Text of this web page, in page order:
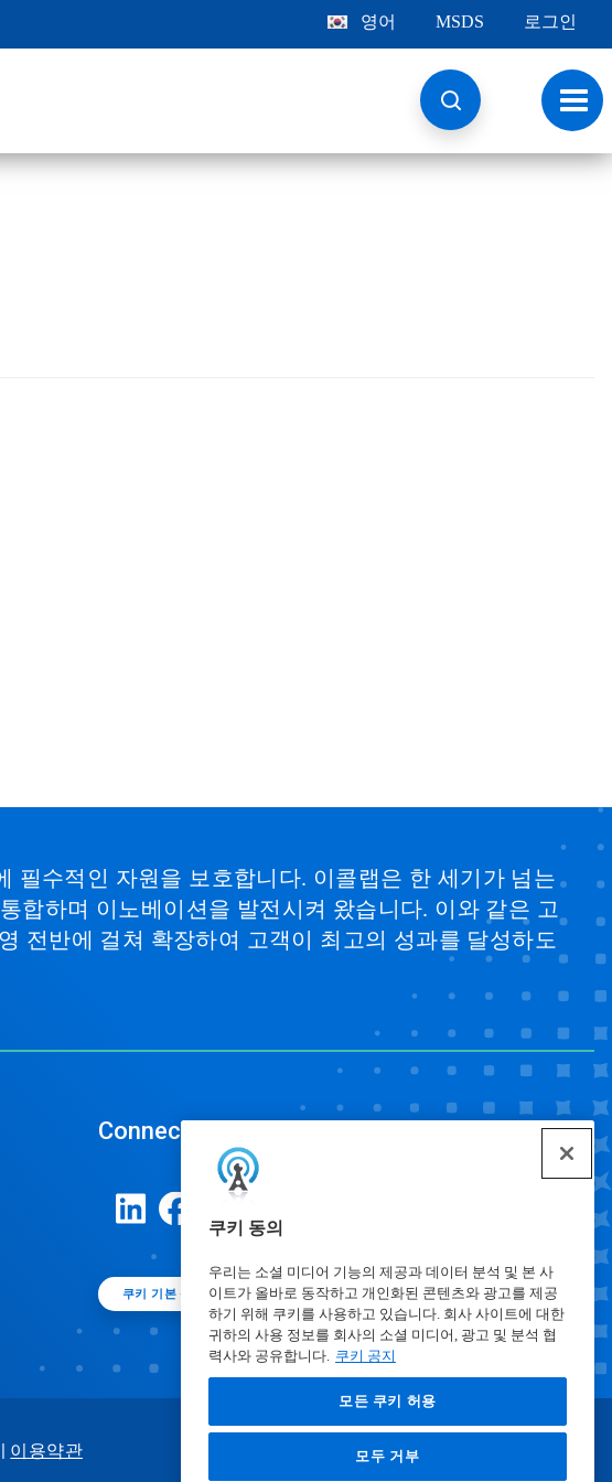
쿠키 동의
우리는 소셜 미디어 기능의 제공과 데이터 분석 및 본 사
이트가 올바로 동작하고 개인화된 콘텐츠와 광고를 제공
하기 위해 쿠키를 사용하고 있습니다. 회사 사이트에 대한
귀하의 사용 정보를 회사의 소셜 미디어, 광고 및 분석 협
력사와 공유합니다. 쿠키 공지
모든 쿠키 허용
모두 거부
영어 MSDS 로그인
토
글
내
비
필수적인 자원을 보호합니다. 이콜랩은 한 세기가 넘는
합하며 이노베이션을 발전시켜 왔습니다. 이와 같은 고
전반에 걸쳐 확장하여 고객이 최고의 성과를 달성하도
Connect
쿠키 기본 설정
| 이용약관